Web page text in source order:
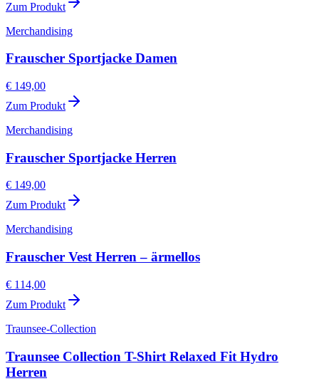
Zum Produkt
Merchandising
Frauscher Sportjacke Damen
€ 149,00
Zum Produkt
Merchandising
Frauscher Sportjacke Herren
€ 149,00
Zum Produkt
Merchandising
Frauscher Vest Herren – ärmellos
€ 114,00
Zum Produkt
Traunsee-Collection
Traunsee Collection T-Shirt Relaxed Fit Hydro
Herren